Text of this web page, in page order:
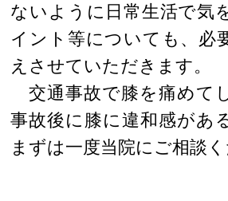
ないように日常生活で気
イント等についても、必
えさせていただきます。
交通事故で膝を痛めて
事故後に膝に違和感があ
まずは一度当院にご相談く